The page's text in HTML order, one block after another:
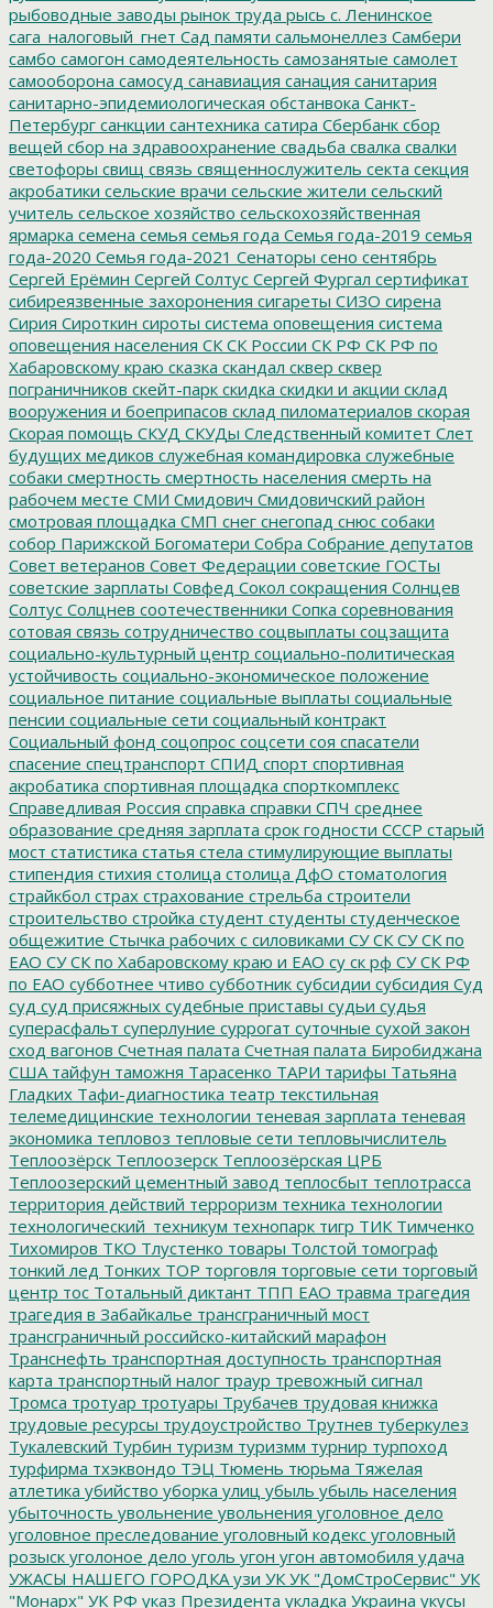
рыбоводные заводы рынок труда рысь с. Ленинское
сага_налоговый_гнет Сад памяти сальмонеллез Самбери
самбо самогон самодеятельность самозанятые самолет
самооборона самосуд санавиация санация санитария
санитарно-эпидемиологическая обстанвока Санкт-
Петербург санкции сантехника сатира Сбербанк сбор
вещей сбор на здравоохранение свадьба свалка свалки
светофоры свищ связь священнослужитель секта секция
акробатики сельские врачи сельские жители сельский
учитель сельское хозяйство сельскохозяйственная
ярмарка семена семья семья года Семья года-2019 семья
года-2020 Семья года-2021 Сенаторы сено сентябрь
Сергей Ерёмин Сергей Солтус Сергей Фургал сертификат
сибиреязвенные захоронения сигареты СИЗО сирена
Сирия Сироткин сироты система оповещения система
оповещения населения СК СК России СК РФ СК РФ по
Хабаровскому краю сказка скандал сквер сквер
пограничников скейт-парк скидка скидки и акции склад
вооружения и боеприпасов склад пиломатериалов скорая
Скорая помощь СКУД СКУДы Следственный комитет Слет
будущих медиков служебная командировка служебные
собаки смертность смертность населения смерть на
рабочем месте СМИ Смидович Смидовичский район
смотровая площадка СМП снег снегопад снюс собаки
собор Парижской Богоматери Собра Собрание депутатов
Совет ветеранов Совет Федерации советские ГОСТы
советские зарплаты Совфед Сокол сокращения Солнцев
Солтус Солцнев соотечественники Сопка соревнования
сотовая связь сотрудничество соцвыплаты соцзащита
социально-культурный центр социально-политическая
устойчивость социально-экономическое положение
социальное питание социальные выплаты социальные
пенсии социальные сети социальный контракт
Социальный фонд соцопрос соцсети соя спасатели
спасение спецтранспорт СПИД спорт спортивная
акробатика спортивная площадка спорткомплекс
Справедливая Россия справка справки СПЧ среднее
образование средняя зарплата срок годности СССР старый
мост статистика статья стела стимулирующие выплаты
стипендия стихия столица столица ДфО стоматология
страйкбол страх страхование стрельба строители
строительство стройка студент студенты студенческое
общежитие Стычка рабочих с силовиками СУ СК СУ СК по
ЕАО СУ СК по Хабаровскому краю и ЕАО су ск рф СУ СК РФ
по ЕАО субботнее чтиво субботник субсидии субсидия Суд
суд суд присяжных судебные приставы судьи судья
суперасфальт суперлуние суррогат суточные сухой закон
сход вагонов Счетная палата Счетная палата Биробиджана
США тайфун таможня Тарасенко ТАРИ тарифы Татьяна
Гладких Тафи-диагностика театр текстильная
телемедицинские технологии теневая зарплата теневая
экономика тепловоз тепловые сети тепловычислитель
Теплоозёрск Теплоозерск Теплоозёрская ЦРБ
Теплоозерский цементный завод теплосбыт теплотрасса
территория действий терроризм техника технологии
технологический_техникум технопарк тигр ТИК Тимченко
Тихомиров ТКО Тлустенко товары Толстой томограф
тонкий лед Тонких ТОР торговля торговые сети торговый
центр тос Тотальный диктант ТПП ЕАО травма трагедия
трагедия в Забайкалье трансграничный мост
трансграничный российско-китайский марафон
Транснефть транспортная доступность транспортная
карта транспортный налог траур тревожный сигнал
Тромса тротуар тротуары Трубачев трудовая книжка
трудовые ресурсы трудоустройство Трутнев туберкулез
Тукалевский Турбин туризм туризмм турнир турпоход
турфирма тхэквондо ТЭЦ Тюмень тюрьма Тяжелая
атлетика убийство уборка улиц убыль убыль населения
убыточность увольнение увольнения уголовное дело
уголовное преследование уголовный кодекс уголовный
розыск уголоное дело уголь угон угон автомобиля удача
УЖАСЫ НАШЕГО ГОРОДКА узи УК УК "ДомСтроСервис" УК
"Монарх" УК РФ указ Президента укладка Украина укусы